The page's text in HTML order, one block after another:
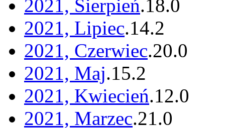
2021, Sierpień.18.0
2021, Lipiec.14.2
2021, Czerwiec.20.0
2021, Maj.15.2
2021, Kwiecień.12.0
2021, Marzec.21.0